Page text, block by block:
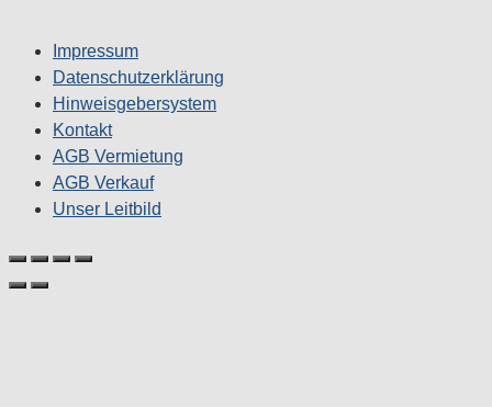
Impressum
Datenschutzerklärung
Hinweisgebersystem
Kontakt
AGB Vermietung
AGB Verkauf
Unser Leitbild